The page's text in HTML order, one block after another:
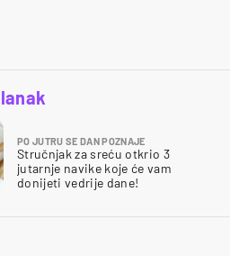
PO JUTRU SE DAN POZNAJE
Stručnjak za sreću otkrio 3
jutarnje navike koje će vam
donijeti vedrije dane!